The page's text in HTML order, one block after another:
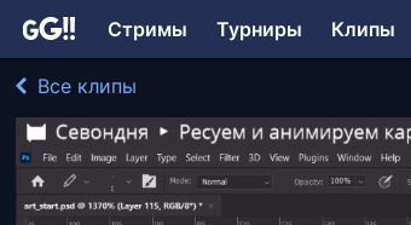
Стримы Турниры Клипы
Все клипы
Sovremenii играл в Adobe Photoshop
165 просмотров